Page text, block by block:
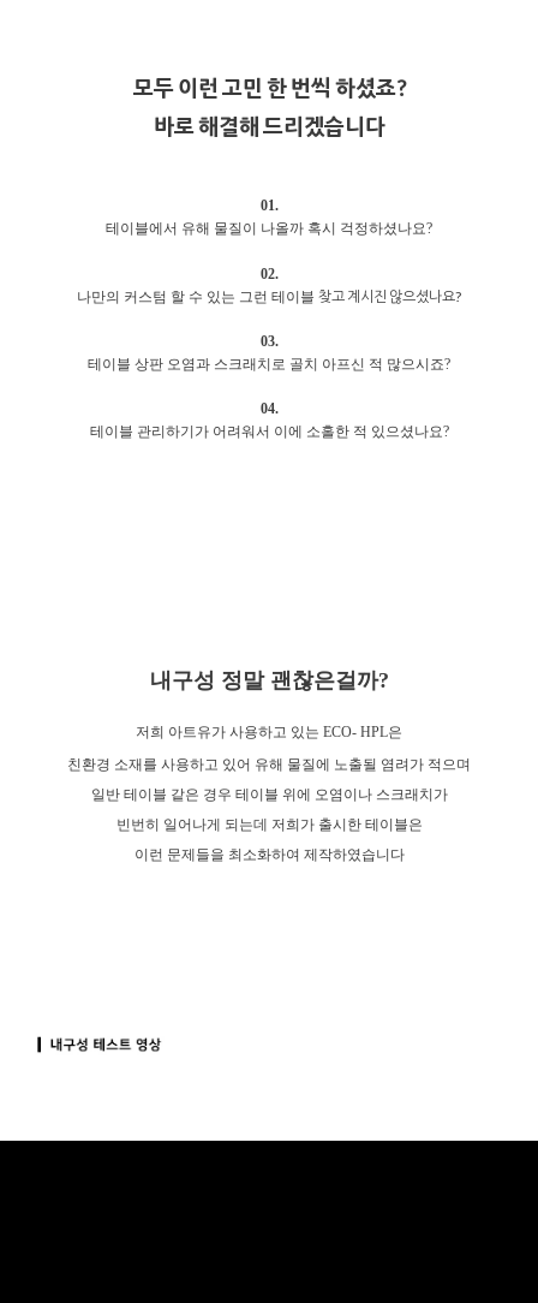
모두 이런 고민 한 번씩 하셨죠?
바로 해결해 드리겠습니다
01.
테이블에서 유해 물질이 나올까 혹시 걱정하셨나요?
02.
나만의 커스텀 할 수 있는 그런 테이블 찾고 계시진 않으셨나요?
03.
테이블 상판 오염과 스크래치로 골치 아프신 적 많으시죠?
04.
테이블 관리하기가 어려워서 이에 소홀한 적 있으셨나요?
내구성 정말 괜찮은걸까?
저희 아트유가 사용하고 있는 ECO- HPL은
친환경 소재를 사용하고 있어 유해 물질에 노출될 염려가 적으며
일반 테이블 같은 경우 테이블 위에 오염이나 스크래치가
빈번히 일어나게 되는데 저희가 출시한 테이블은
이런 문제들을 최소화하여 제작하였습니다